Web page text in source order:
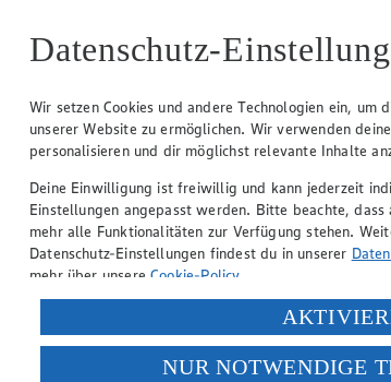
Datenschutz-
Wir setzen Cookies und andere Technologien ein, um
unserer Website zu ermöglichen. Wir verwenden
personalisieren und dir möglichst relevante Inhalte
Deine Einwilligung ist freiwillig und kann jederzeit
Einstellungen angepasst werden. Bitte beachte,
mehr alle Funktionalitäten zur Verfügung stehen.
Datenschutz-Einstellungen findest du in unserer
mehr über unsereCookie-Policy.
Verarbeitung deiner personenbezogenen Daten in
Wenn du auf „Aktivieren“ klickst, willigst du im
ein, dass deine Daten in den USA verarbeitet
NUR NOTWENDIGE